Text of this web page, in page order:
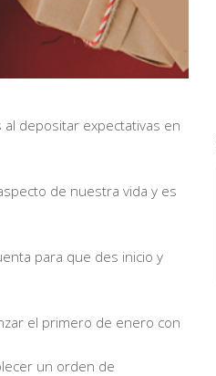
depositar expectativas en
de nuestra vida y es
para que des inicio y
el primero de enero con
un orden de